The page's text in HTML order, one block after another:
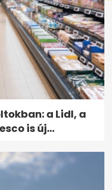
a Lidl, a
is új...